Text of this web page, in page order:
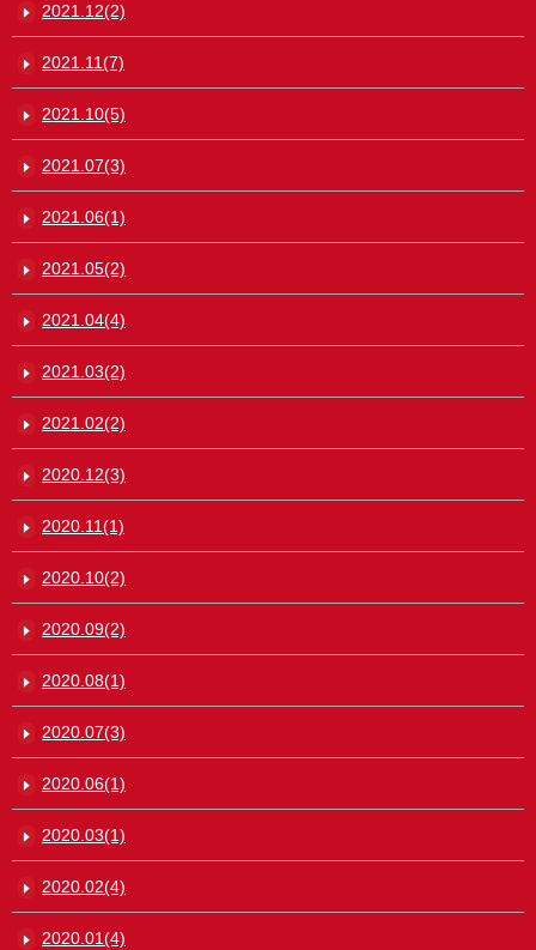
2021.12(2)
2021.11(7)
2021.10(5)
2021.07(3)
2021.06(1)
2021.05(2)
2021.04(4)
2021.03(2)
2021.02(2)
2020.12(3)
2020.11(1)
2020.10(2)
2020.09(2)
2020.08(1)
2020.07(3)
2020.06(1)
2020.03(1)
2020.02(4)
2020.01(4)